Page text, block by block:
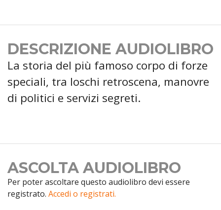
DESCRIZIONE AUDIOLIBRO
La storia del più famoso corpo di forze
speciali, tra loschi retroscena, manovre
di politici e servizi segreti.
ASCOLTA AUDIOLIBRO
Per poter ascoltare questo audiolibro devi essere
registrato. Accedi o registrati.